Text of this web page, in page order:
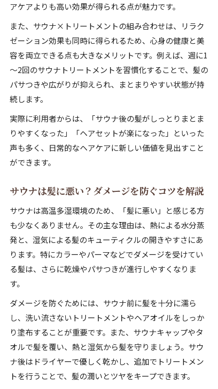
サウナでトリートメントしたまま密閉する
メリット
サウナトリートメントとヘアオイルの相乗
効果
髪のパサつきを防ぐサウナ時のケアポイン
ト
ヘアオイルを使ったサウナ美髪ケア体験
サウナでのヘアオイル使用が与える美髪効
果
サウナトリートメントとヘアオイルの組み
メンズにもおすすめなサウナヘアオイル活
用法
髪の水分バランスを守るサウナオイルケア
のポイント
サウナ時に最適なヘアオイルの選び方と特
徴
サウナでパサつく髪に洗い流さないトリー
トメントを
サウナトリートメントで潤いをキープする
秘訣
サウナで洗い流さないケアをする意味と効
アケアよりも高い効果が得られる点が魅力です。
また、サウナ×トリートメントの組み合わせは、リラク
ゼーション効果も同時に得られるため、心身の健康と美
容を両立できる点も大きなメリットです。例えば、週に1
～2回のサウナトリートメントを習慣化することで、髪の
パサつきや広がりが抑えられ、まとまりやすい状態が持
続します。
実際に利用者からは、「サウナ後の髪がしっとりまとま
りやすくなった」「ヘアセットが楽になった」といった
声も多く、日常的なヘアケアに新しい価値を見出すこと
ができます。
サウナは髪に悪い？ダメージを防ぐコツを解説
サウナは高温多湿環境のため、「髪に悪い」と感じる方
も少なくありません。その主な理由は、熱による水分蒸
発と、湿気による髪のキューティクルの開きやすさにあ
ります。特にカラーやパーマなどでダメージを受けてい
る髪は、さらに乾燥やパサつきが進行しやすくなりま
す。
ダメージを防ぐためには、サウナ前に髪を十分に濡ら
し、洗い流さないトリートメントやヘアオイルをしっか
り塗布することが重要です。また、サウナキャップやタ
オルで髪を覆い、熱と湿気から髪を守りましょう。サウ
ナ後はドライヤーで優しく乾かし、追加でトリートメン
トを行うことで、髪の潤いとツヤをキープできます。